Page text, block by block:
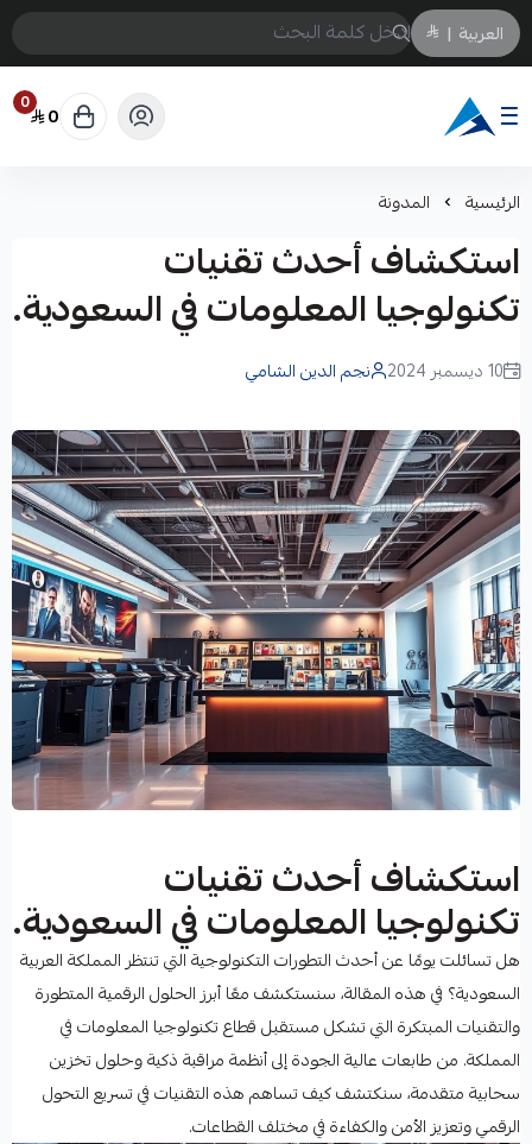
العربية |
Arabtechksa
0 0
الرئيسية المدونة
استكشاف أحدث تقنيات
تكنولوجيا المعلومات في السعودية.
10 ديسمبر 2024 نجم الدين الشامي
استكشاف أحدث تقنيات
تكنولوجيا المعلومات في السعودية.
هل تسائلت يومًا عن أحدث التطورات التكنولوجية التي تنتظر المملكة العربية
السعودية؟ في هذه المقالة، سنستكشف معًا أبرز الحلول الرقمية المتطورة
والتقنيات المبتكرة التي تشكل مستقبل قطاع تكنولوجيا المعلومات في
المملكة. من طابعات عالية الجودة إلى أنظمة مراقبة ذكية وحلول تخزين
سحابية متقدمة، سنكتشف كيف تساهم هذه التقنيات في تسريع التحول
الرقمي وتعزيز الأمن والكفاءة في مختلف القطاعات.